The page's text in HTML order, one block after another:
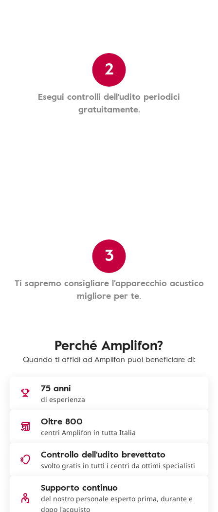
2
Esegui controlli dell'udito periodici
gratuitamente.
3
Ti sapremo consigliare l'apparecchio acustico
migliore per te.
Perché Amplifon?
Quando ti affidi ad Amplifon puoi beneficiare di:
75 anni
di esperienza
Oltre 800
centri Amplifon in tutta Italia
Controllo dell'udito brevettato
svolto gratis in tutti i centri da ottimi specialisti
Supporto continuo
del nostro personale esperto prima, durante e
dopo l'acquisto